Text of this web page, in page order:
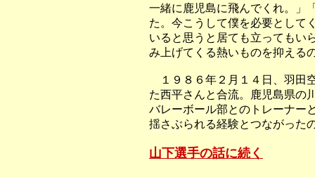
一緒に鹿児島に飛んでくれ。」
た。今こうして僕を必要として
いると思うと居ても立ってもい
み上げてくる熱いものを抑える
１９８６年２月１４日、羽田
た西平さんと合流。鹿児島県の
バレーボール部とのトレーナー
揺さぶられる経験とつながった
山下選手の話に続く